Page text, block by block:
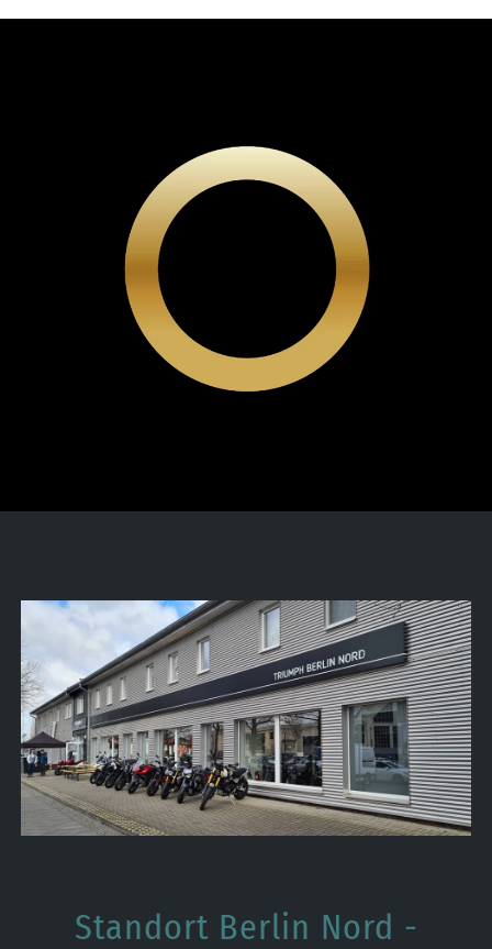
Standort Berlin Nord -